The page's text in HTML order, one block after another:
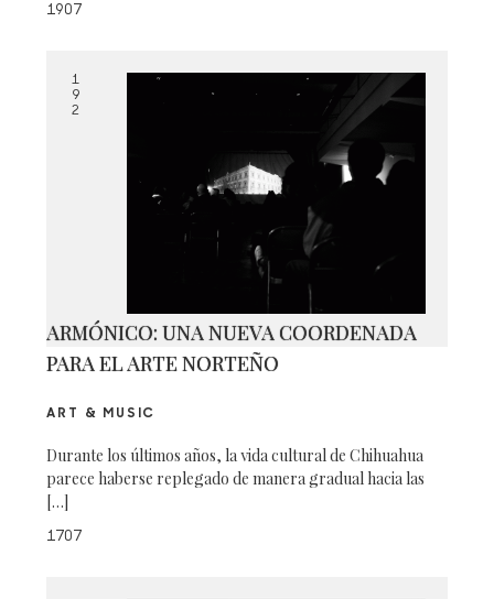
1907
1
9
2
ARMÓNICO: UNA NUEVA COORDENADA
PARA EL ARTE NORTEÑO
ART & MUSIC
Durante los últimos años, la vida cultural de Chihuahua
parece haberse replegado de manera gradual hacia las
[…]
1707